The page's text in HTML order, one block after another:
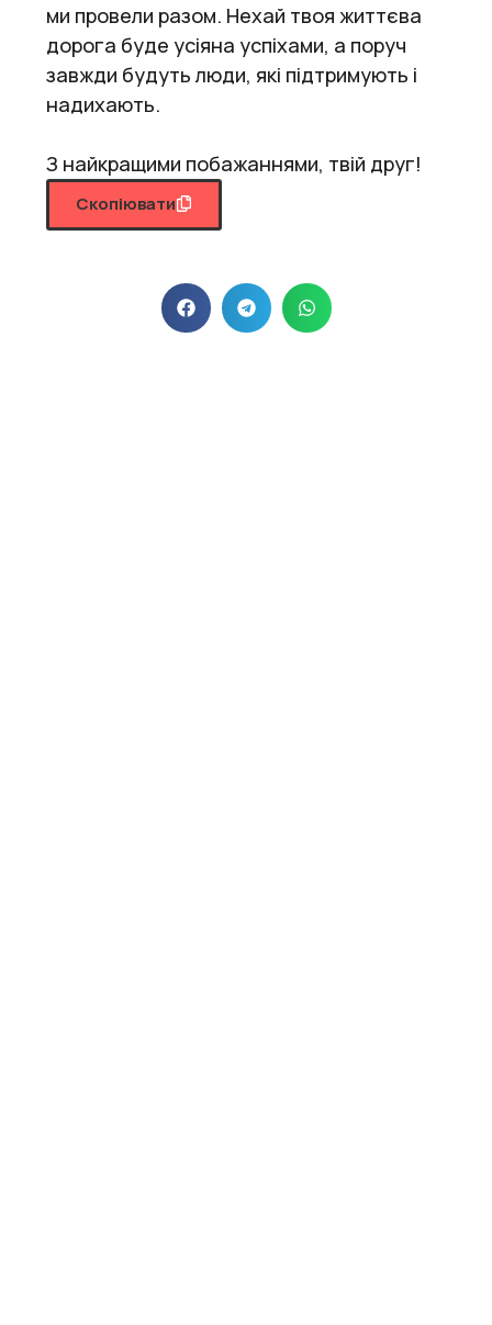
ми провели разом. Нехай твоя життєва
дорога буде усіяна успіхами, а поруч
завжди будуть люди, які підтримують і
надихають.
З найкращими побажаннями, твій друг!
Скопіювати